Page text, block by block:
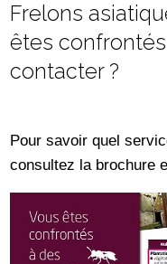
Frelons
êtes
contacter ?
Pour savoir quel
consultez la brochure